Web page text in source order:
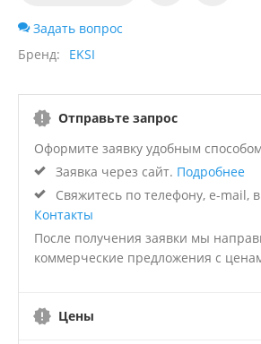
Задать вопрос
Бренд
EKSI
Отправьте запрос
Оформите заявку удобным
Заявка через сайт. Подробнее
Свяжитесь по телефону, e-mail,
Контакты
После получения заявки мы
коммерческие предложения с
Цены